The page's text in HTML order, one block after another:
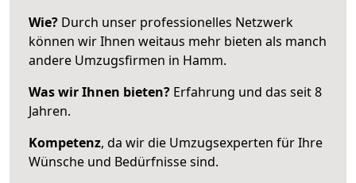
Wie? Durch unser professionelles Netzwerk
können wir Ihnen weitaus mehr bieten als manch
andere Umzugsfirmen in Hamm.
Was wir Ihnen bieten? Erfahrung und das seit 8
Jahren.
Kompetenz, da wir die Umzugsexperten für Ihre
Wünsche und Bedürfnisse sind.